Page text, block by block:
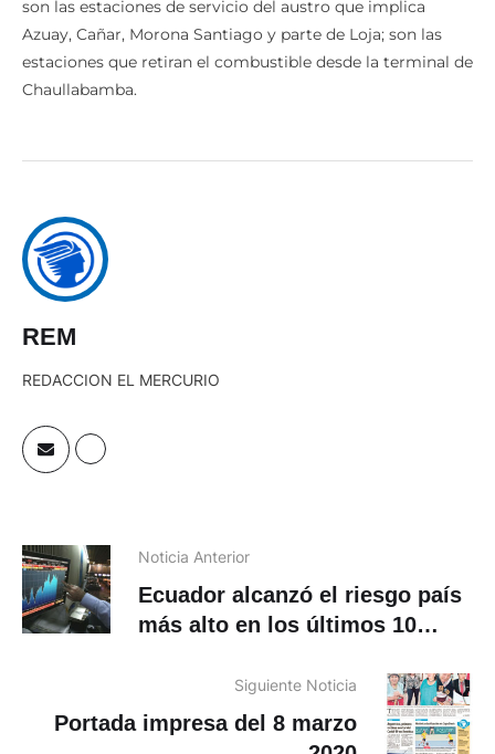
son las estaciones de servicio del austro que implica
Azuay, Cañar, Morona Santiago y parte de Loja; son las
estaciones que retiran el combustible desde la terminal de
Chaullabamba.
REM
REDACCION EL MERCURIO
Noticia Anterior
Ecuador alcanzó el riesgo país
más alto en los últimos 10
Siguiente Noticia
Portada impresa del 8 marzo